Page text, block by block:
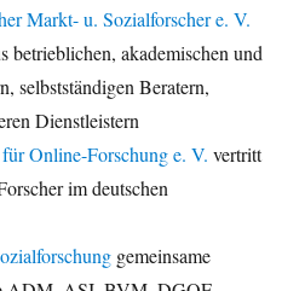
Markt- u. Sozialforscher e. V.
betrieblichen, akademischen und
selbstständigen Beratern,
Dienstleistern
Online-Forschung e. V. vertritt
im deutschen
gemeinsame